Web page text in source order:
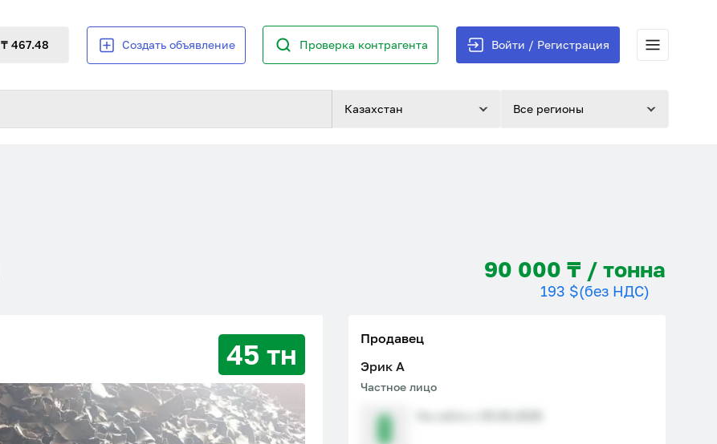
₸ 467.48 Создать объявление Проверка контрагента Войти / Регистрация
Казахстан Все регионы
90 000 ₸ / тонна
193 $(без НДС)
45 тн
Продавец
Эрик A
Частное лицо